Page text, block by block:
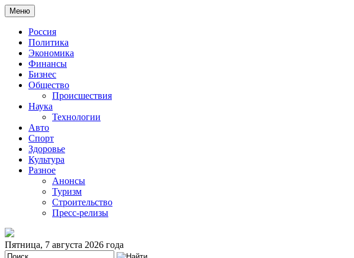
Меню
Россия
Политика
Экономика
Финансы
Бизнес
Общество
Происшествия
Наука
Технологии
Авто
Спорт
Здоровье
Культура
Разное
Анонсы
Туризм
Строительство
Пресс-релизы
Пятница, 7 августа 2026 года